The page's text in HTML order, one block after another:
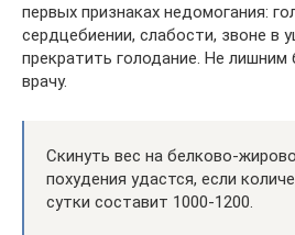
первых признаках недомогания:
сердцебиении, слабости, звоне в
прекратить голодание. Не
врачу.
Скинуть вес на белково-
похудения удастся, если
сутки составит 1000-1200.